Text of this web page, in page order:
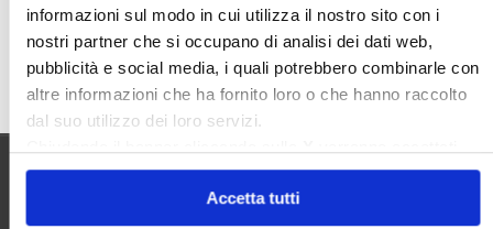
informazioni sul modo in cui utilizza il nostro sito con i
nostri partner che si occupano di analisi dei dati web,
pubblicità e social media, i quali potrebbero combinarle con
altre informazioni che ha fornito loro o che hanno raccolto
dal suo utilizzo dei loro servizi.
solo i cookie necessari.
Accetta tutti
Cerca